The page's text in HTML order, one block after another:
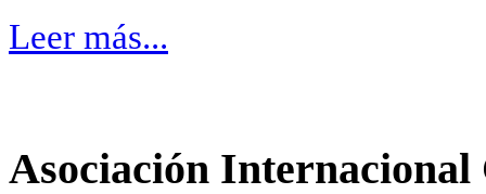
Leer más...
Asociación